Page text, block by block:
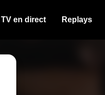
TV en direct Replays